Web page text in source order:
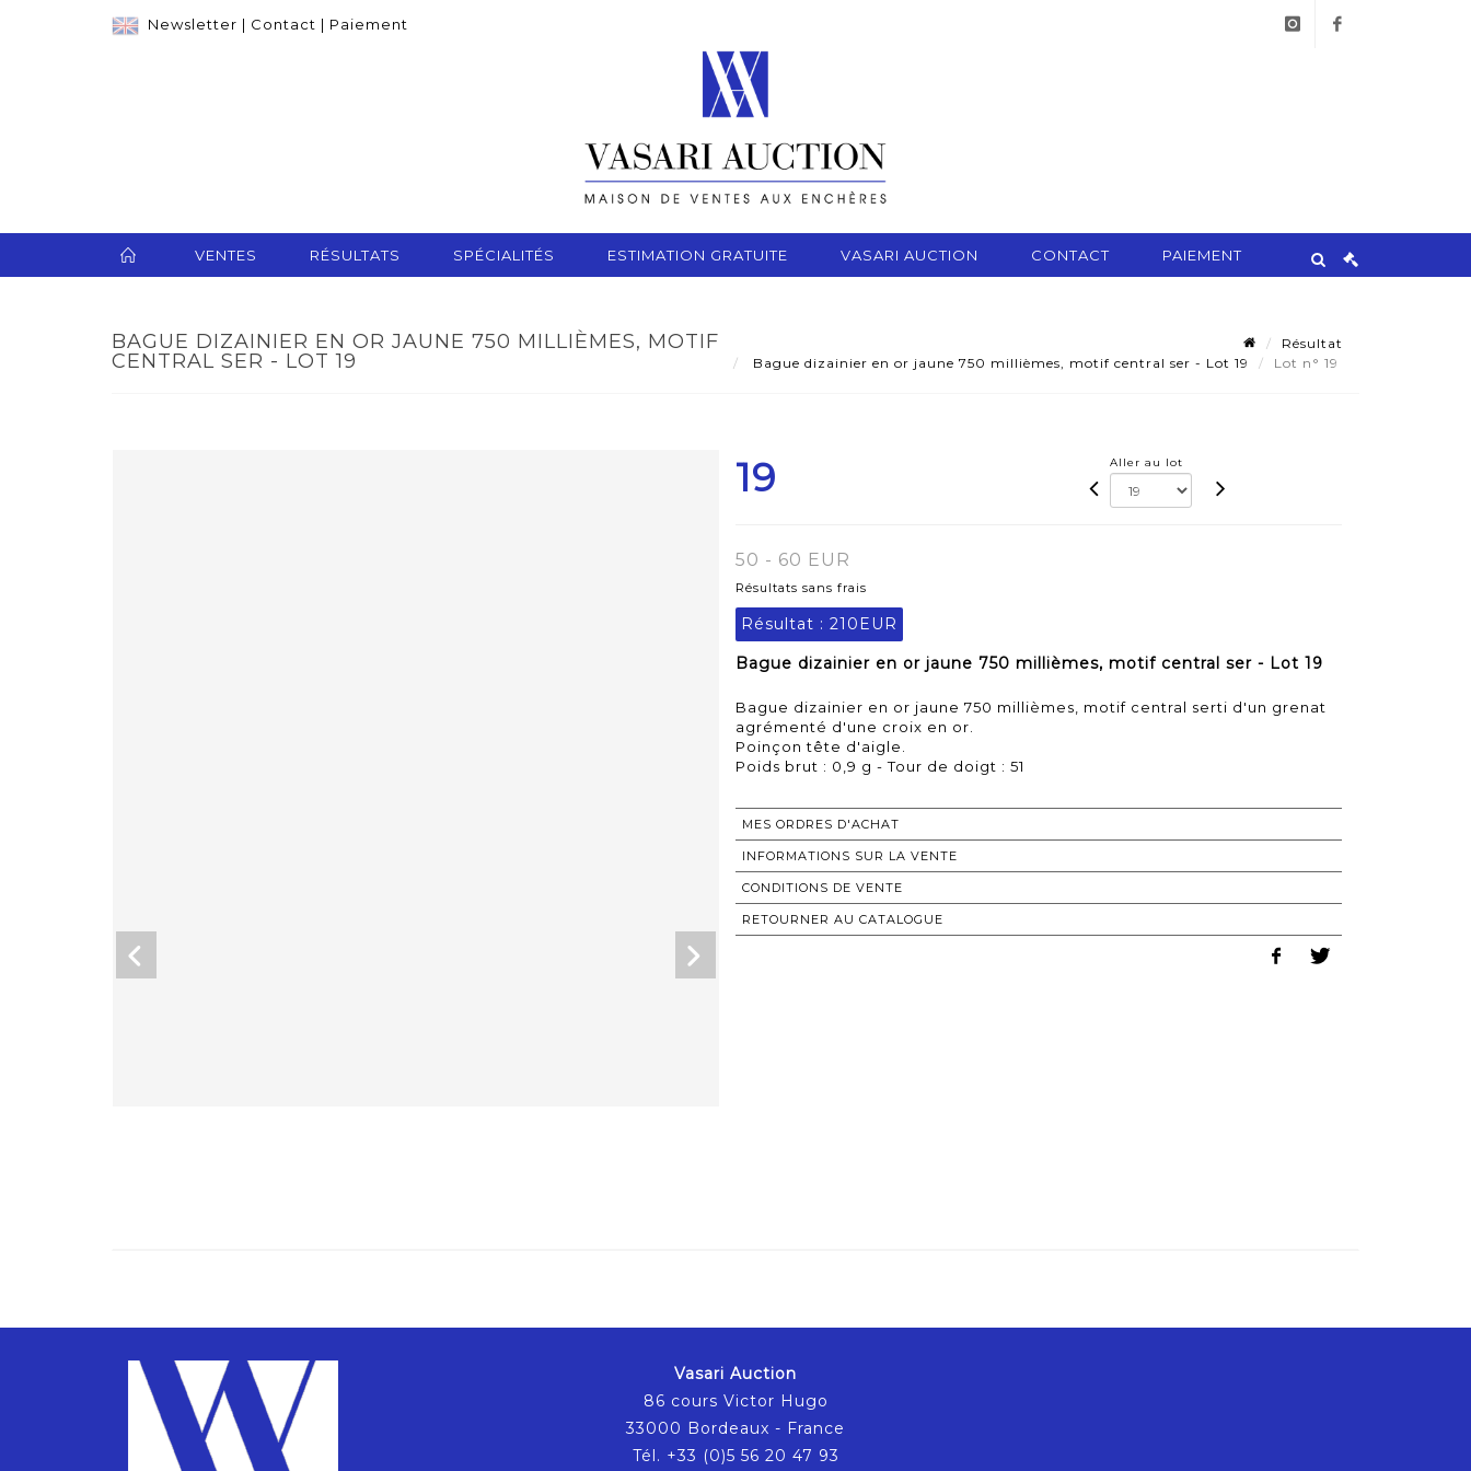
Newsletter | Contact | Paiement
VENTES RÉSULTATS SPÉCIALITÉS ESTIMATION GRATUITE VASARI AUCTION CONTACT PAIEMENT
BAGUE DIZAINIER EN OR JAUNE 750 MILLIÈMES, MOTIF
CENTRAL SER - LOT 19
Résultat
Bague dizainier en or jaune 750 millièmes, motif central ser - Lot 19
Lot n° 19
19 Aller au lot
50 - 60 EUR
Résultats sans frais
Résultat : 210EUR
Bague dizainier en or jaune 750 millièmes, motif central ser - Lot 19
Bague dizainier en or jaune 750 millièmes, motif central serti d'un grenat
agrémenté d'une croix en or.
Poinçon tête d'aigle.
Poids brut : 0,9 g - Tour de doigt : 51
MES ORDRES D'ACHAT
INFORMATIONS SUR LA VENTE
CONDITIONS DE VENTE
RETOURNER AU CATALOGUE
Vasari Auction
86 cours Victor Hugo
33000 Bordeaux - France
Tél. +33 (0)5 56 20 47 93